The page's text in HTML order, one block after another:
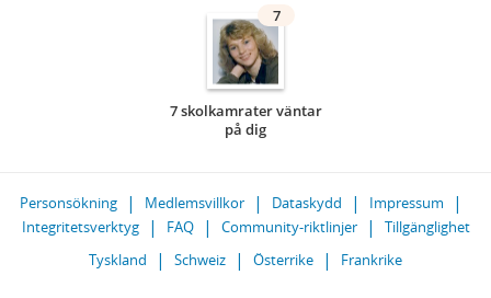
7
7 skolkamrater väntar
på dig
Personsökning Medlemsvillkor Dataskydd
Impressum
Integritetsverktyg
FAQ Community-riktlinjer
Tillgänglighet
Tyskland
Schweiz Österrike Frankrike